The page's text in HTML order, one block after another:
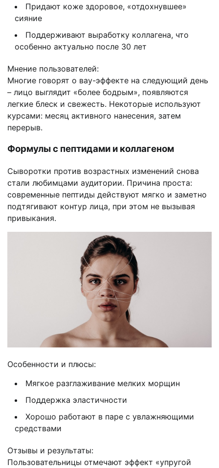
Придают коже здоровое, «отдохнувшее»
сияние
Поддерживают выработку коллагена, что
особенно актуально после 30 лет
Мнение пользователей:
Многие говорят о вау-эффекте на следующий день
– лицо выглядит «более бодрым», появляются
легкие блеск и свежесть. Некоторые используют
курсами: месяц активного нанесения, затем
перерыв.
Формулы с пептидами и коллагеном
Сыворотки против возрастных изменений снова
стали любимцами аудитории. Причина проста:
современные пептиды действуют мягко и заметно
подтягивают контур лица, при этом не вызывая
привыкания.
Особенности и плюсы:
Мягкое разглаживание мелких морщин
Поддержка эластичности
Хорошо работают в паре с увлажняющими
средствами
Отзывы и результаты:
Пользовательницы отмечают эффект «упругой